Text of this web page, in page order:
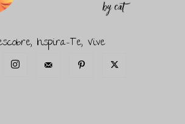
Inspira-Te, Vive